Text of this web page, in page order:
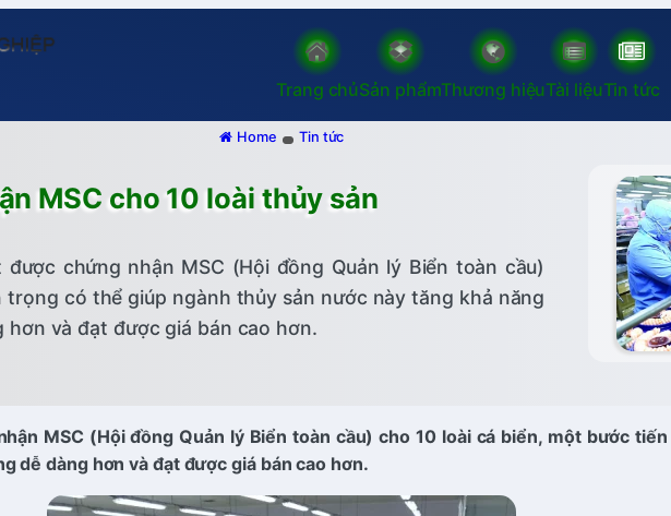
Trang chủSản phẩmThương hiệuTài liệuTin tức
Home Tin tức
MSC cho 10 loài thủy sản
chứng nhận MSC (Hội đồng Quản lý Biển toàn cầu)
có thể giúp ngành thủy sản nước này tăng khả năng
và đạt được giá bán cao hơn.
MSC (Hội đồng Quản lý Biển toàn cầu) cho 10 loài cá biển, một bước
dễ dàng hơn và đạt được giá bán cao hơn.